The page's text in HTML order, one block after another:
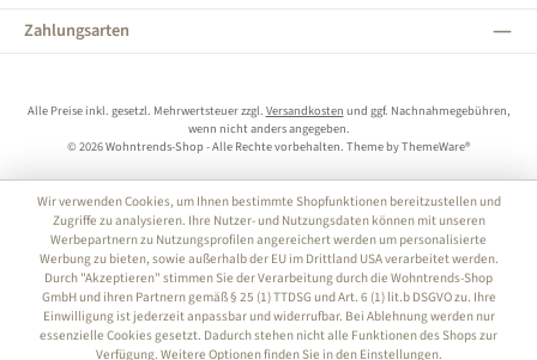
Zahlungsarten
Alle Preise inkl. gesetzl. Mehrwertsteuer zzgl. Versandkosten und ggf. Nachnahmegebühren,
wenn nicht anders angegeben.
© 2026 Wohntrends-Shop - Alle Rechte vorbehalten. Theme byThemeWare®
Wir verwenden Cookies, um Ihnen bestimmte Shopfunktionen bereitzustellen und
Zugriffe zu analysieren. Ihre Nutzer- und Nutzungsdaten können mit unseren
Werbepartnern zu Nutzungsprofilen angereichert werden um personalisierte
Werbung zu bieten, sowie außerhalb der EU im Drittland USA verarbeitet werden.
Durch "Akzeptieren" stimmen Sie der Verarbeitung durch die Wohntrends-Shop
GmbH und ihren Partnern gemäß § 25 (1) TTDSG und Art. 6 (1) lit.b DSGVO zu. Ihre
Einwilligung ist jederzeit anpassbar und widerrufbar. Bei Ablehnung werden nur
essenzielle Cookies gesetzt. Dadurch stehen nicht alle Funktionen des Shops zur
Verfügung. Weitere Optionen finden Sie in den Einstellungen.